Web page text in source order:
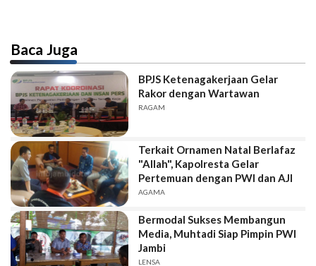
Baca Juga
BPJS Ketenagakerjaan Gelar
Rakor dengan Wartawan
RAGAM
Terkait Ornamen Natal Berlafaz
"Allah", Kapolresta Gelar
Pertemuan dengan PWI dan AJI
AGAMA
Bermodal Sukses Membangun
Media, Muhtadi Siap Pimpin PWI
Jambi
LENSA